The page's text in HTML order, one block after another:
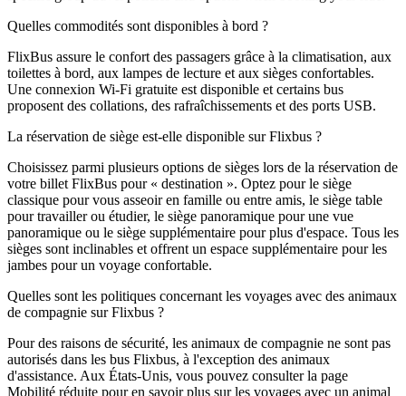
Quelles commodités sont disponibles à bord ?
FlixBus assure le confort des passagers grâce à la climatisation, aux
toilettes à bord, aux lampes de lecture et aux sièges confortables.
Une connexion Wi-Fi gratuite est disponible et certains bus
proposent des collations, des rafraîchissements et des ports USB.
La réservation de siège est-elle disponible sur Flixbus ?
Choisissez parmi plusieurs options de sièges lors de la réservation de
votre billet FlixBus pour « destination ». Optez pour le siège
classique pour vous asseoir en famille ou entre amis, le siège table
pour travailler ou étudier, le siège panoramique pour une vue
panoramique ou le siège supplémentaire pour plus d'espace. Tous les
sièges sont inclinables et offrent un espace supplémentaire pour les
jambes pour un voyage confortable.
Quelles sont les politiques concernant les voyages avec des animaux
de compagnie sur Flixbus ?
Pour des raisons de sécurité, les animaux de compagnie ne sont pas
autorisés dans les bus Flixbus, à l'exception des animaux
d'assistance. Aux États-Unis, vous pouvez consulter la page
Mobilité réduite pour en savoir plus sur les voyages avec un animal